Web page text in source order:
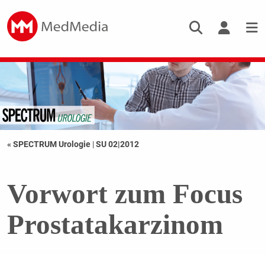
« SPECTRUM Urologie |SU 02|2012
Vorwort zum Focus
Prostatakarzinom